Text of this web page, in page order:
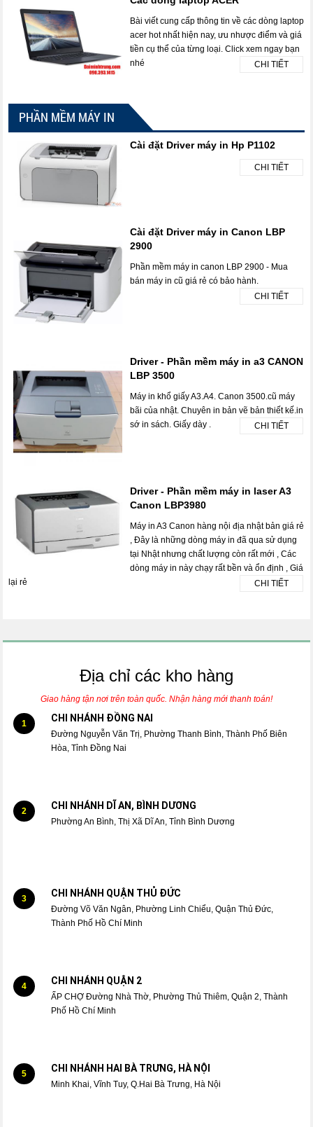
Bài viết cung cấp thông tin về các dòng laptop
acer hot nhất hiện nay, ưu nhược điểm và giá
tiền cụ thể của từng loại. Click xem ngay bạn
nhé
CHI TIẾT
PHẦN MỀM MÁY IN
Cài đặt Driver máy in Hp P1102
CHI TIẾT
Cài đặt Driver máy in Canon LBP
2900
Phần mềm máy in canon LBP 2900 - Mua
bán máy in cũ giá rẻ có bảo hành.
CHI TIẾT
Driver - Phần mềm máy in a3 CANON
LBP 3500
Máy in khổ giấy A3.A4. Canon 3500.cũ máy
bãi của nhật. Chuyên in bản vẽ bản thiết kế.in
sớ in sách. Giấy dày .
CHI TIẾT
Driver - Phần mềm máy in laser A3
Canon LBP3980
Máy in A3 Canon hàng nội địa nhật bản giá rẻ
, Đây là những dòng máy in đã qua sử dụng
tại Nhật nhưng chất lượng còn rất mới , Các
dòng máy in này chạy rất bền và ổn định , Giá
lại rẻ
CHI TIẾT
Địa chỉ các kho hàng
Giao hàng tận nơi trên toàn quốc. Nhận hàng mới thanh toán!
1 CHI NHÁNH ĐỒNG NAI
Đường Nguyễn Văn Trị, Phường Thanh Bình, Thành Phố Biên
Hòa, Tỉnh Đồng Nai
2 CHI NHÁNH DĨ AN, BÌNH DƯƠNG
Phường An Bình, Thị Xã Dĩ An, Tỉnh Bình Dương
3 CHI NHÁNH QUẬN THỦ ĐỨC
Đường Võ Văn Ngân, Phường Linh Chiểu, Quận Thủ Đức,
Thành Phố Hồ Chí Minh
4 CHI NHÁNH QUẬN 2
ẤP CHỢ Đường Nhà Thờ, Phường Thủ Thiêm, Quận 2, Thành
Phố Hồ Chí Minh
5 CHI NHÁNH HAI BÀ TRƯNG, HÀ NỘI
Minh Khai, Vĩnh Tuy, Q.Hai Bà Trưng, Hà Nội